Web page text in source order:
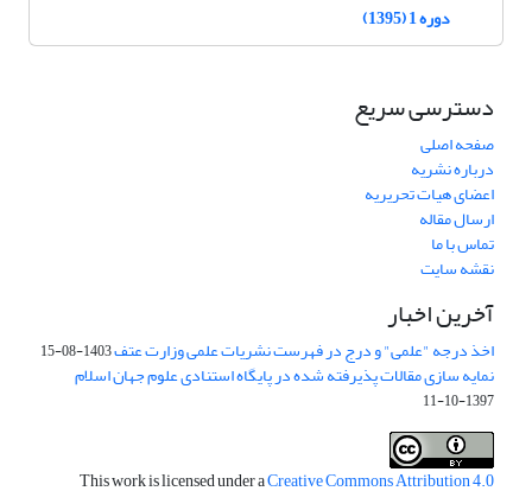
دوره 1 (1395)
دسترسی سریع
صفحه اصلی
درباره نشریه
اعضای هیات تحریریه
ارسال مقاله
تماس با ما
نقشه سایت
آخرین اخبار
اخذ درجه "علمی" و درج در فهرست نشریات علمی وزارت عتف1403-08-15
نمایه سازی مقالات پذیرفته شده در پایگاه استنادی علوم جهان اسلام
1397-10-11
This work is licensed under aCreative Commons Attribution 4.0